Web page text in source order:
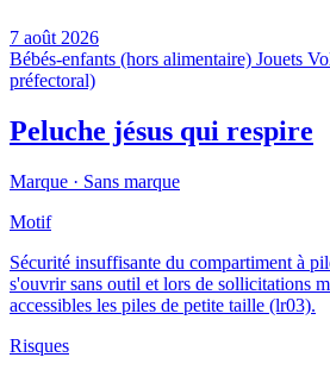
7 août 2026
Bébés-enfants (hors alimentaire) Jouets
préfectoral)
Peluche jésus qui respire
Marque · Sans marque
Motif
Sécurité insuffisante du compartiment à
s'ouvrir sans outil et lors de sollicitations
accessibles les piles de petite taille (lr03).
Risques